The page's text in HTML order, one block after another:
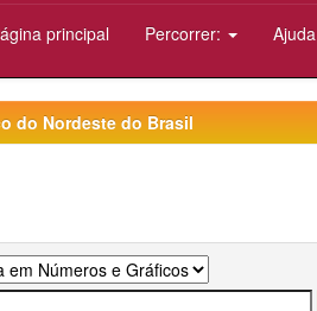
principal Percorrer: Ajuda
do Nordeste do Brasil